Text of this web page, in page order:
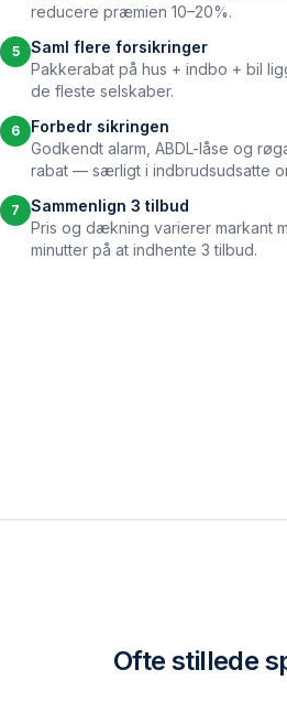
reducere præmien 10–20%.
5
Saml flere forsikringer
Pakkerabat på hus + indbo + bil
de fleste selskaber.
6
Forbedr sikringen
Godkendt alarm, ABDL-låse og
rabat — særligt i indbrudsudsatte
7
Sammenlign 3 tilbud
Pris og dækning varierer markant
minutter på at indhente 3 tilbud.
Ofte stillede